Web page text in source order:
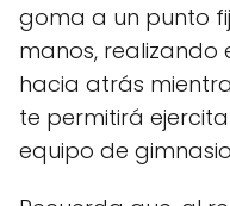
goma a un punto
manos,
hacia atrás
te permitirá
equipo de